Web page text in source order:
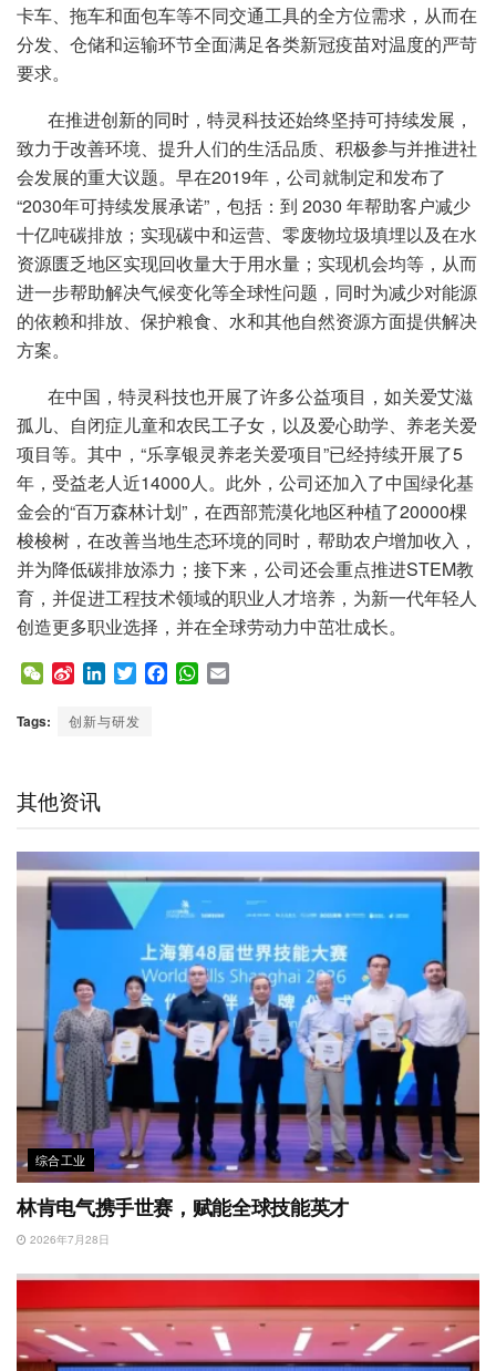
卡车、拖车和面包车等不同交通工具的全方位需求，从而在
分发、仓储和运输环节全面满足各类新冠疫苗对温度的严苛
要求。
在推进创新的同时，特灵科技还始终坚持可持续发展，
致力于改善环境、提升人们的生活品质、积极参与并推进社
会发展的重大议题。早在2019年，公司就制定和发布了
“2030年可持续发展承诺”，包括：到 2030 年帮助客户减少
十亿吨碳排放；实现碳中和运营、零废物垃圾填埋以及在水
资源匮乏地区实现回收量大于用水量；实现机会均等，从而
进一步帮助解决气候变化等全球性问题，同时为减少对能源
的依赖和排放、保护粮食、水和其他自然资源方面提供解决
方案。
在中国，特灵科技也开展了许多公益项目，如关爱艾滋
孤儿、自闭症儿童和农民工子女，以及爱心助学、养老关爱
项目等。其中，“乐享银灵养老关爱项目”已经持续开展了5
年，受益老人近14000人。此外，公司还加入了中国绿化基
金会的“百万森林计划”，在西部荒漠化地区种植了20000棵
梭梭树，在改善当地生态环境的同时，帮助农户增加收入，
并为降低碳排放添力；接下来，公司还会重点推进STEM教
育，并促进工程技术领域的职业人才培养，为新一代年轻人
创造更多职业选择，并在全球劳动力中茁壮成长。
W
C
S
n
i
o
L
n
T
i
F
W
Tags: 创新与研发
其他资讯
综合工业
林肯电气携手世赛，赋能全球技能英才
2026年7月28日